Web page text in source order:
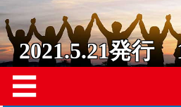
2021.5.21発行
☰